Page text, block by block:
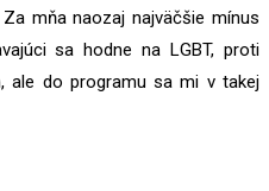
mňa naozaj najväčšie mínus
sa hodne na LGBT, proti
ale do programu sa mi v takej